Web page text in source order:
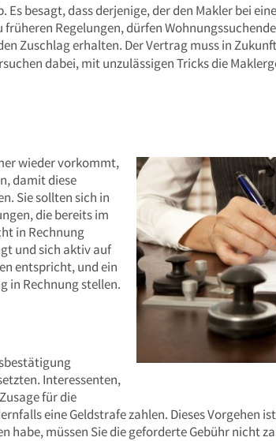
besagt, dass derjenige, der den Makler bei
Regelungen, dürfen
Zuschlag erhalten. Der Vertrag muss in
dabei, mit unzulässigen Tricks die
wieder vorkommt,
damit diese
Sie sollten sich in
die bereits im
in Rechnung
und sich aktiv auf
entspricht, und ein
in Rechnung stellen.
Interessenten,
für die
eine Geldstrafe zahlen. Dieses Vorgehen
habe, müssen Sie die geforderte Gebühr nicht